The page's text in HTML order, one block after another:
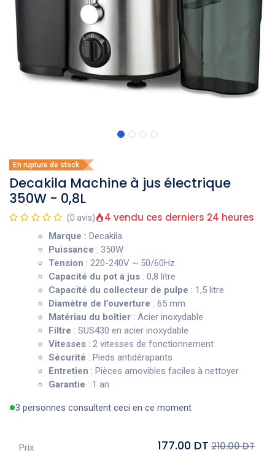
En rupture de stock
Decakila Machine à jus électrique
350W - 0,8L
(0 avis) 4 vendu ces derniers 24 heures
Marque : Decakila
Puissance : 350W
Tension : 220-240V ~ 50/60Hz
Capacité du pot à jus : 0,8 litre
Capacité du collecteur de pulpe : 1,5 litre
Diamètre de l’ouverture : 65 mm
Matériau du boîtier : Acier inoxydable
Filtre : SUS430 en acier inoxydable
Vitesses : 2 vitesses de fonctionnement
Sécurité : Pieds antidérapants
Entretien : Pièces amovibles faciles à nettoyer
Garantie : 1 an
3 personnes consultent ceci en ce moment
Prix 177.00 DT 210.00 DT